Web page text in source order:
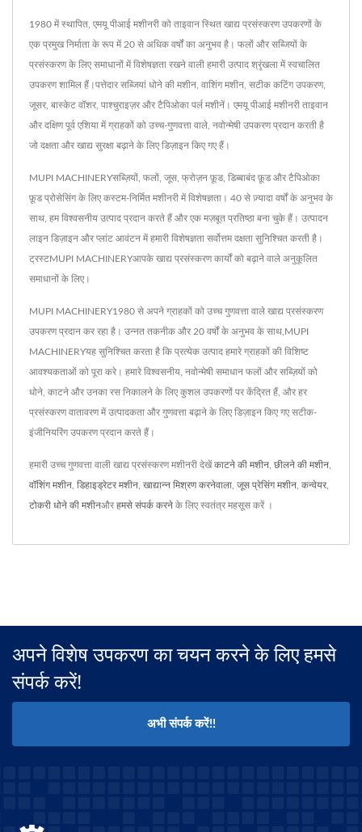
1980 में स्थापित, एमयू पीआई मशीनरी को ताइवान स्थित खाद्य प्रसंस्करण उपकरणों के
एक प्रमुख निर्माता के रूप में 20 से अधिक वर्षों का अनुभव है। फलों और सब्जियों के
प्रसंस्करण के लिए समाधानों में विशेषज्ञता रखने वाली हमारी उत्पाद श्रृंखला में स्वचालित
उपकरण शामिल हैं।पत्तेदार सब्जियां धोने की मशीन, वाशिंग मशीन, सटीक कटिंग उपकरण,
जूसर, बास्केट वॉशर, पाश्चुराइज़र और टैपिओका पर्ल मशीनें। एमयू पीआई मशीनरी ताइवान
और दक्षिण पूर्व एशिया में ग्राहकों को उच्च-गुणवत्ता वाले, नवोन्मेषी उपकरण प्रदान करती है
जो दक्षता और खाद्य सुरक्षा बढ़ाने के लिए डिज़ाइन किए गए हैं।
MUPI MACHINERYसब्ज़ियों, फलों, जूस, फ्रोज़न फ़ूड, डिब्बाबंद फ़ूड और टैपिओका
फ़ूड प्रोसेसिंग के लिए कस्टम-निर्मित मशीनरी में विशेषज्ञता। 40 से ज़्यादा वर्षों के अनुभव के
साथ, हम विश्वसनीय उत्पाद प्रदान करते हैं और एक मज़बूत प्रतिष्ठा बना चुके हैं। उत्पादन
लाइन डिज़ाइन और प्लांट आवंटन में हमारी विशेषज्ञता सर्वोत्तम दक्षता सुनिश्चित करती है।
ट्रस्टMUPI MACHINERYआपके खाद्य प्रसंस्करण कार्यों को बढ़ाने वाले अनुकूलित
समाधानों के लिए।
MUPI MACHINERY1980 से अपने ग्राहकों को उच्च गुणवत्ता वाले खाद्य प्रसंस्करण
उपकरण प्रदान कर रहा है। उन्नत तकनीक और 20 वर्षों के अनुभव के साथ,MUPI
MACHINERYयह सुनिश्चित करता है कि प्रत्येक उत्पाद हमारे ग्राहकों की विशिष्ट
आवश्यकताओं को पूरा करे। हमारे विश्वसनीय, नवोन्मेषी समाधान फलों और सब्ज़ियों को
धोने, काटने और उनका रस निकालने के लिए कुशल उपकरणों पर केंद्रित हैं, और हर
प्रसंस्करण वातावरण में उत्पादकता और गुणवत्ता बढ़ाने के लिए डिज़ाइन किए गए सटीक-
इंजीनियरिंग उपकरण प्रदान करते हैं।
हमारी उच्च गुणवत्ता वाली खाद्य प्रसंस्करण मशीनरी देखेंकाटने की मशीन छीलने की मशीन
वॉशिंग मशीन डिहाइड्रेटर मशीन खाद्यान्न मिश्रण करनेवाला जूस प्रेसिंग मशीन कन्वेयर,
टोकरी धोने की मशीनऔरहमसे संपर्क करने के लिए स्वतंत्र महसूस करें ।
अपने विशेष उपकरण का चयन करने के लिए हमसे
संपर्क करें!
अभी संपर्क करें!!